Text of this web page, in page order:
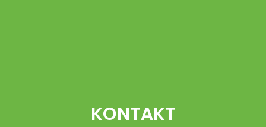
KONTAKT